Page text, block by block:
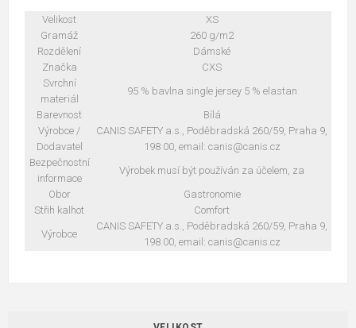
Velikost
XS
Gramáž
260 g/m2
Rozdělení
Dámské
Značka
CXS
Svrchní
materiál
95 % bavlna single jersey 5 % elastan
Barevnost
Bílá
Výrobce /
Dodavatel
CANIS SAFETY a.s., Poděbradská 260/59, Praha 9,
198 00, email: canis@canis.cz
Bezpečnostní
informace
Výrobek musí být používán za účelem, za
Obor
Gastronomie
Střih kalhot
Comfort
Výrobce
CANIS SAFETY a.s., Poděbradská 260/59, Praha 9,
198 00, email: canis@canis.cz